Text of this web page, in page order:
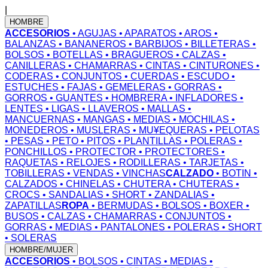
HOMBRE
ACCESORIOS • AGUJAS • APARATOS • AROS •
BALANZAS • BANANEROS • BARBIJOS • BILLETERAS •
BOLSOS • BOTELLAS • BRAGUEROS • CALZAS •
CANILLERAS • CHAMARRAS • CINTAS • CINTURONES •
CODERAS • CONJUNTOS • CUERDAS • ESCUDO •
ESTUCHES • FAJAS • GEMELERAS • GORRAS •
GORROS • GUANTES • HOMBRERA• INFLADORES •
LENTES • LIGAS • LLAVEROS • MALLAS •
MANCUERNAS • MANGAS • MEDIAS • MOCHILAS •
MONEDEROS • MUSLERAS • MU¥EQUERAS • PELOTAS
• PESAS • PETO • PITOS • PLANTILLAS • POLERAS •
PONCHILLOS • PROTECTOR • PROTECTORES •
RAQUETAS • RELOJES • RODILLERAS • TARJETAS •
TOBILLERAS • VENDAS • VINCHASCALZADO • BOTIN •
CALZADOS • CHINELAS • CHUTERA• CHUTERAS •
CROCS • SANDALIAS • SHORT • ZANDALIAS •
ZAPATILLAS ROPA • BERMUDAS • BOLSOS • BOXER •
BUSOS • CALZAS • CHAMARRAS • CONJUNTOS •
GORRAS • MEDIAS • PANTALONES • POLERAS • SHORT
• SOLERAS
HOMBRE/MUJER
ACCESORIOS • BOLSOS • CINTAS • MEDIAS •